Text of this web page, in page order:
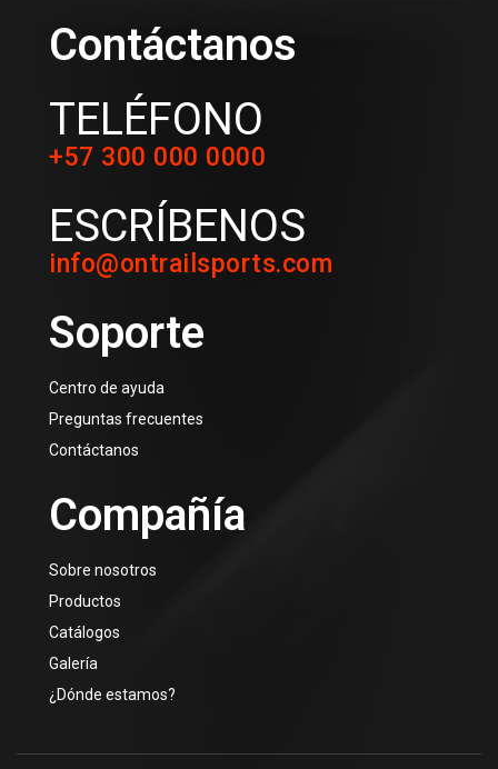
Contáctanos
TELÉFONO
+57 300 000 0000
ESCRÍBENOS
info@ontrailsports.com
Soporte
Centro de ayuda
Preguntas frecuentes
Contáctanos
Compañía
Sobre nosotros
Productos
Catálogos
Galería
¿Dónde estamos?